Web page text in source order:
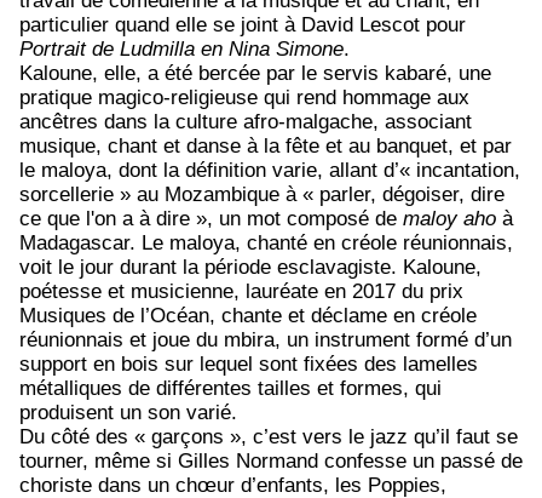
particulier quand elle se joint à David Lescot pour
Portrait de Ludmilla en Nina Simone.
Kaloune, elle, a été bercée par le servis kabaré, une
pratique magico-religieuse qui rend hommage aux
ancêtres dans la culture afro-malgache, associant
musique, chant et danse à la fête et au banquet, et par
le maloya, dont la définition varie, allant d’« incantation,
sorcellerie » au Mozambique à « parler, dégoiser, dire
ce que l'on a àdire », un mot composé de maloy aho à
Madagascar. Le maloya, chanté en créole réunionnais,
voit le jour durant la période esclavagiste. Kaloune,
poétesse et musicienne, lauréate en 2017 du prix
Musiques de l’Océan, chante et déclame en créole
réunionnais et joue du mbira, un instrument formé d’un
support en bois sur lequel sont fixées des lamelles
métalliques de différentes tailles et formes, qui
produisent un son varié.
Du côté des « garçons », c’est vers le jazz qu’il faut se
tourner, même si Gilles Normand confesse un passé de
choriste dans un chœur d’enfants, les Poppies,